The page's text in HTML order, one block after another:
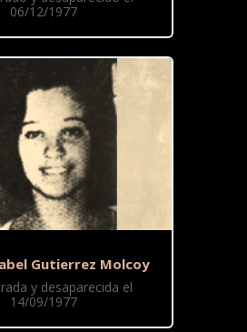
06/12/1977
Gutierrez Molcoy
y desaparecida el
14/09/1977